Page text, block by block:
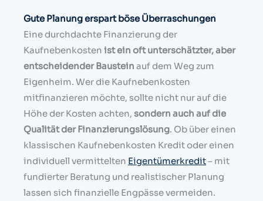
Gute Planung erspart böse Überraschungen
Eine durchdachte Finanzierung der
Kaufnebenkosten ist ein oft unterschätzter, aber
entscheidender Baustein auf dem Weg zum
Eigenheim. Wer die Kaufnebenkosten
mitfinanzieren möchte, sollte nicht nur auf die
Höhe der Kosten achten, sondern auch auf die
Qualität der Finanzierungslösung. Ob über einen
klassischen Kaufnebenkosten Kredit oder einen
individuell vermittelten Eigentümerkredit– mit
fundierter Beratung und realistischer Planung
lassen sich finanzielle Engpässe vermeiden.